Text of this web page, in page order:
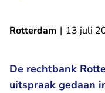
Rotterdam | 13 juli
De rechtbank
uitspraak gedaan